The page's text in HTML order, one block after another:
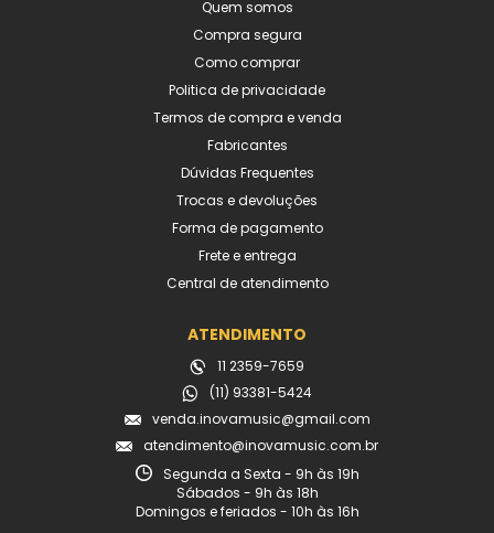
Quem somos
Compra segura
Como comprar
Politica de privacidade
Termos de compra e venda
Fabricantes
Dúvidas Frequentes
Trocas e devoluções
Forma de pagamento
Frete e entrega
Central de atendimento
ATENDIMENTO
11 2359-7659
(11) 93381-5424
venda.inovamusic@gmail.com
atendimento@inovamusic.com.br
Segunda a Sexta - 9h às 19h
Sábados - 9h às 18h
Domingos e feriados - 10h às 16h